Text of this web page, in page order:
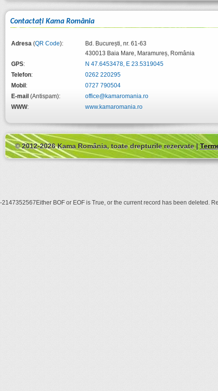
Contactaţi Kama România
Adresa (QR Code):
Bd. București, nr. 61-63
430013 Baia Mare, Maramureș, România
GPS:
N 47.6453478, E 23.5319045
Telefon:
0262 220295
Mobil :
0727 790504
E-mail (Antispam):
office@kamaromania.ro
WWW: www.kamaromania.ro
© 2012-2026 Kama România, toate drepturile rezervate |
-2147352567Either BOF or EOF is True, or the current record has been deleted.